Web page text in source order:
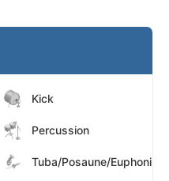
Kick
Percussion
Tuba/Posaune/Euphonium